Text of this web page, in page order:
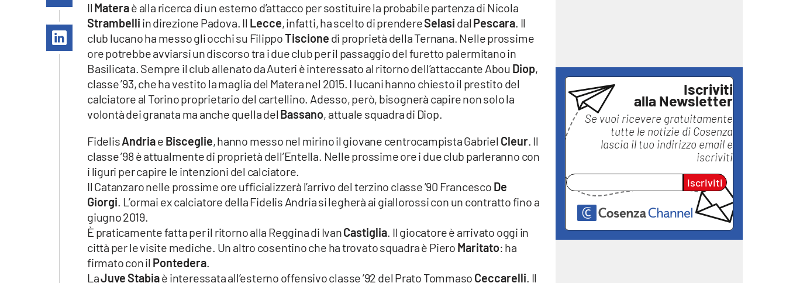
Vai
Il Materaè alla ricerca di un esterno d’attacco per sostituire la probabile partenza di Nicola
Strambelli in direzione Padova. Il Lecce, infatti, ha scelto di prendereSelasi dal Pescara. Il
club lucano ha messo gli occhi su FilippoTiscione di proprietà della Ternana. Nelle prossime
ore potrebbe avviarsi un discorso tra i due club per il passaggio del furetto palermitano in
Basilicata. Sempre il club allenato da Auteri è interessato al ritorno dell’attaccante Abou Diop,
classe ’93, che ha vestito la maglia del Matera nel 2015. I lucani hanno chiesto il prestito del
calciatore al Torino proprietario del cartellino. Adesso, però, bisognerà capire non solo la
volontà dei granata ma anche quella del Bassano, attuale squadra di Diop.
FidelisAndriae Bisceglie, hanno messo nel mirino il giovane centrocampista Gabriel Cleur. Il
classe ’98 è attualmente di proprietà dell’Entella. Nelle prossime ore i due club parleranno con
i liguri per capire le intenzioni del calciatore.
Il Catanzaro nelle prossime ore ufficializzerà l’arrivo del terzino classe ’90 Francesco De
Giorgi. L’ormai ex calciatore della Fidelis Andria si legherà ai giallorossi con un contratto fino a
giugno 2019.
È praticamente fatta per il ritorno alla Reggina di IvanCastiglia. Il giocatore è arrivato oggi in
città per le visite mediche. Un altro cosentino che ha trovato squadra è Piero Maritato: ha
firmato con il Pontedera.
LaJuve Stabiaè interessata all’esterno offensivo classe ’92 del Prato Tommaso Ceccarelli. Il
Iscriviti
alla Newsletter
Se vuoi ricevere gratuitamente
tutte le notizie di Cosenza
lascia il tuo indirizzo email e
iscriviti
Iscriviti